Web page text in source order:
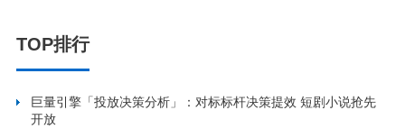
TOP排行
巨量引擎「投放决策分析」：对标标杆决策提效 短剧小说抢先
开放